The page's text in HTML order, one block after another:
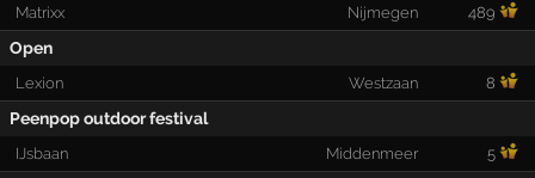
Matrixx Nijmegen 489
Open
Lexion Westzaan 8
Peenpop outdoor festival
IJsbaan Middenmeer 5